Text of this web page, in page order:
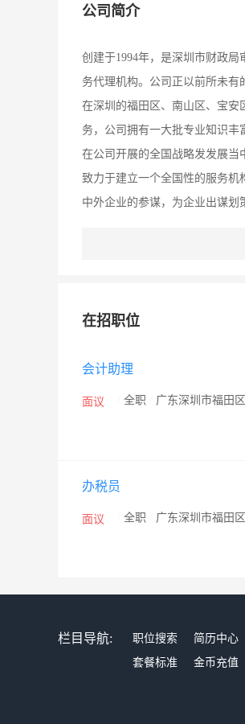
公司简介
创建于1994年，是深圳市财政
务代理机构。公司正以前所未有
在深圳的福田区、南山区、宝安
务，公司拥有一大批专业知识丰
在公司开展的全国战略发发展当
致力于建立一个全国性的服务机
中外企业的参谋，为企业出谋
位有意向,可以随时联系本公司
在招职位
会计助理
面议 全职 广东深圳市福田区
办税员
面议 全职 广东深圳市福田区
栏目导航: 职位搜索 简历中心
套餐标准
金币充值